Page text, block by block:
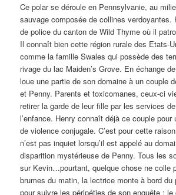
Ce polar se déroule en Pennsylvanie, au
sauvage composée de collines verdoyantes.
de police du canton de Wild Thyme où il
Il connaît bien cette région rurale des Etats-
comme la famille Swales qui possède des
rivage du lac Maiden’s Grove. En échange
loue une partie de son domaine à un couple
et Penny. Parents et toxicomanes, ceux-ci
retirer la garde de leur fille par les services
l’enfance. Henry connaît déjà ce couple pour
de violence conjugale. C’est pour cette
n’est pas inquiet lorsqu’il est appelé au
disparition mystérieuse de Penny. Tous les
sur Kevin…pourtant, quelque chose ne colle
brumes du matin, la lectrice monte à bord du
pour suivre les péripéties de son enquête : le